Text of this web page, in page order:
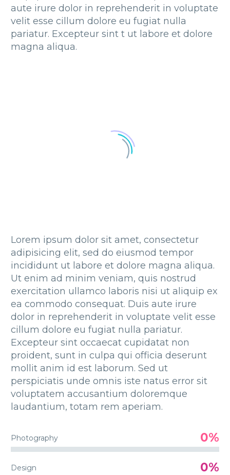
aute irure dolor in reprehenderit in voluptate
velit esse cillum dolore eu fugiat nulla
pariatur. Excepteur sint t ut labore et dolore
magna aliqua.
Lorem ipsum dolor sit amet, consectetur
adipisicing elit, sed do eiusmod tempor
incididunt ut labore et dolore magna aliqua.
Ut enim ad minim veniam, quis nostrud
exercitation ullamco laboris nisi ut aliquip ex
ea commodo consequat. Duis aute irure
dolor in reprehenderit in voluptate velit esse
cillum dolore eu fugiat nulla pariatur.
Excepteur sint occaecat cupidatat non
proident, sunt in culpa qui officia deserunt
mollit anim id est laborum. Sed ut
perspiciatis unde omnis iste natus error sit
voluptatem accusantium doloremque
laudantium, totam rem aperiam.
Photography 0%
Design 0%